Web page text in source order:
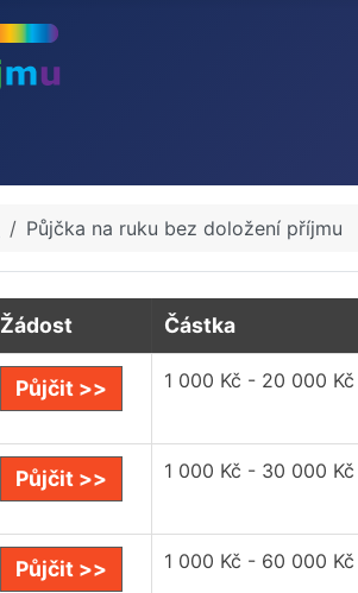
Půjčka na ruku bez doložení příjmu
Žádost Částka
Půjčit >> 1 000 Kč - 20 000 Kč
Půjčit >> 1 000 Kč - 30 000 Kč
Půjčit >> 1 000 Kč - 60 000 Kč